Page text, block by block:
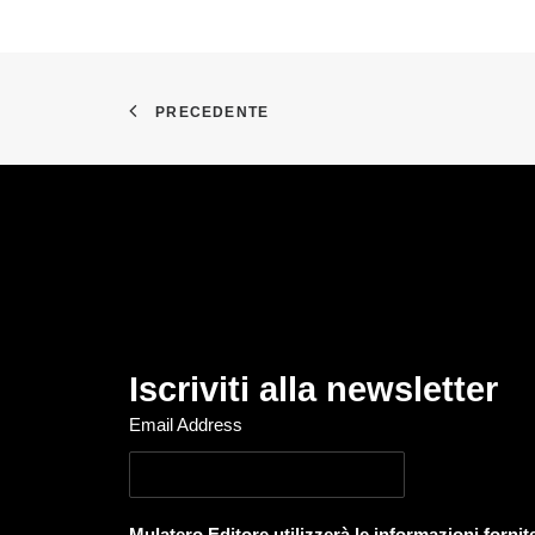
PRECEDENTE
Iscriviti alla newsletter
Email Address